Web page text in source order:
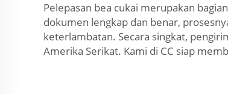
Pelepasan bea cukai merupakan
dokumen lengkap dan benar,
keterlambatan. Secara singkat,
Amerika Serikat. Kami di CC siap